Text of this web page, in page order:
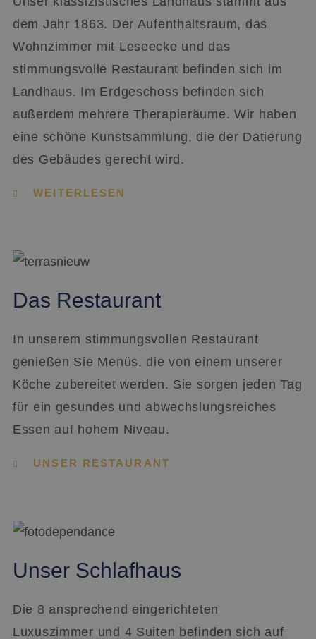
dem Jahr 1863. Der Aufenthaltsraum, das
Wohnzimmer mit Leseecke und das
stimmungsvolle Restaurant befinden sich im
Landhaus. Im Erdgeschoss befinden sich
außerdem mehrere Therapieräume. Wir haben
eine schöne Kunstsammlung, die der Datierung
des Gebäudes gerecht wird.
WEITERLESEN
Das Restaurant
In unserem stimmungsvollen Restaurant
genießen Sie Menüs, die von einem unserer
Köche zubereitet werden. Sie sorgen jeden Tag
für ein gesundes und abwechslungsreiches
Essen auf hohem Niveau.
UNSER RESTAURANT
Unser Schlafhaus
Die 8 ansprechend eingerichteten
Luxuszimmer und 4 Suiten befinden sich auf